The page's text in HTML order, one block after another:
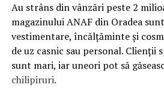
Au strâns din vânzări peste 2
magazinului ANAF din Oradea
vestimentare, încălţăminte şi
de uz casnic sau personal. Clienţii
sunt mari, iar uneori pot să
chilipiruri.